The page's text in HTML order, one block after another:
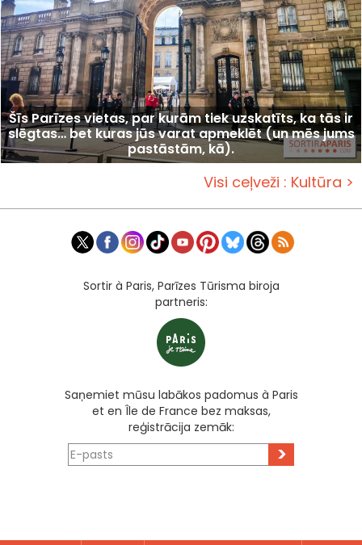
Šīs Parīzes vietas, par kurām tiek uzskatīts, ka tās ir
slēgtas… bet kuras jūs varat apmeklēt (un mēs jums
pastāstām, kā).
Visi ceļveži : Kultūra >
Sortir à Paris, Parīzes Tūrisma biroja
partneris:
Saņemiet mūsu labākos padomus à Paris
et en Île de France bez maksas,
reģistrācija zemāk:
>